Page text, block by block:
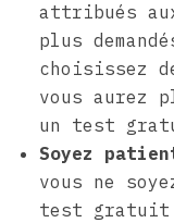
attribués
plus
choisissez
vous aurez
un test
Soyez
vous ne
test gratuit